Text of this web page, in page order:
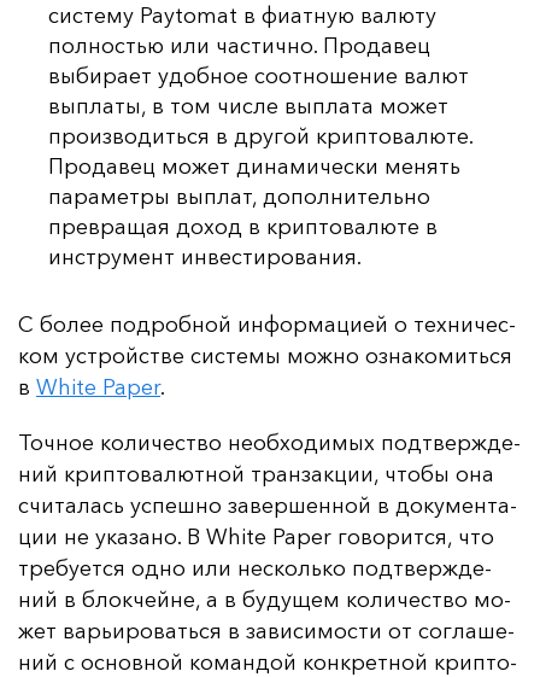
систему Paytomat в фиатную валюту
полностью или частично. Продавец
выбирает удобное соотношение валют
выплаты, в том числе выплата может
производиться в другой криптовалюте.
Продавец может динамически менять
параметры выплат, дополнительно
превращая доход в криптовалюте в
инструмент инвестирования.
С бо­лее под­роб­ной ин­фор­ма­ци­ей о тех­ни­чес­
ком ус­трой­стве сис­те­мы мож­но оз­на­ко­мить­ся
в White Paper.
Точ­ное ко­ли­чес­тво не­об­хо­ди­мых под­твер­жде­
ний крип­то­ва­лют­ной тран­зак­ции, что­бы она
счи­та­лась ус­пеш­но за­вер­шен­ной в до­ку­мен­та­
ции не ука­за­но. В White Paper го­во­рит­ся, что
тре­бу­ет­ся од­но или нес­коль­ко под­твер­жде­
ний в блок­чей­не, а в бу­ду­щем ко­ли­чес­тво мо­
жет варь­иро­вать­ся в за­ви­си­мос­ти от сог­ла­ше­
ний с ос­нов­ной ко­ман­дой кон­крет­ной крип­то­